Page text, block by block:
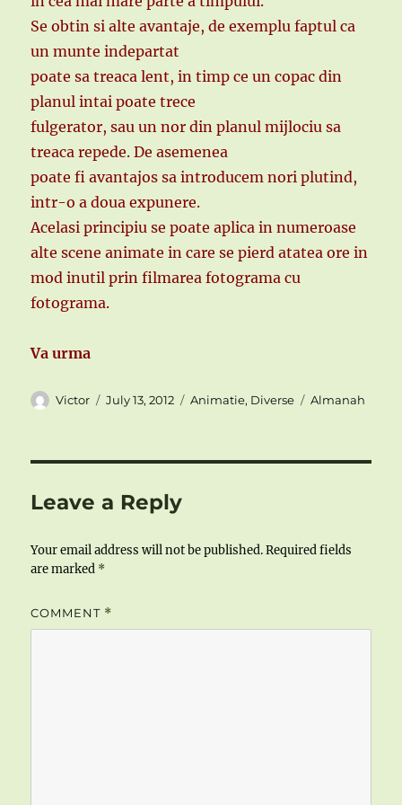
Se obtin si alte avantaje, de exemplu faptul ca
un munte indepartat
poate sa treaca lent, in timp ce un copac din
planul intai poate trece
fulgerator, sau un nor din planul mijlociu sa
treaca repede. De asemenea
poate fi avantajos sa introducem nori plutind,
intr-o a doua expunere.
Acelasi principiu se poate aplica in numeroase
alte scene animate in care se pierd atatea ore in
mod inutil prin filmarea fotograma cu
fotograma.
Va urma
Author
Victor
Posted
July 13, 2012 Categories
Animatie, Diverse Tags
Almanah
Leave a Reply
Your email address will not be published. Required fields
are marked *
COMMENT *